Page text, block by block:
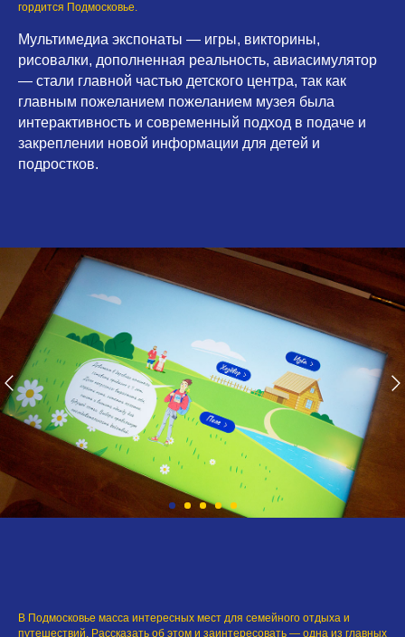
гордится Подмосковье.
Мультимедиа экспонаты — игры, викторины,
рисовалки, дополненная реальность, авиасимулятор
— стали главной частью детского центра, так как
главным пожеланием пожеланием музея была
интерактивность и современный подход в подаче и
закреплении новой информации для детей и
подростков.
В Подмосковье масса интересных мест для семейного отдыха и
путешествий. Рассказать об этом и заинтересовать — одна из главных